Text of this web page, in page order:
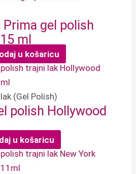
Prima gel polish
ml
u košaricu
(Gel Polish)
polish Hollywood
u košaricu